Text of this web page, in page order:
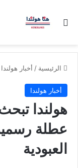
بحث عن
الرئيسية / أخبار هولندا
أخبار هولندا
هولندا
عطلة
العبودية